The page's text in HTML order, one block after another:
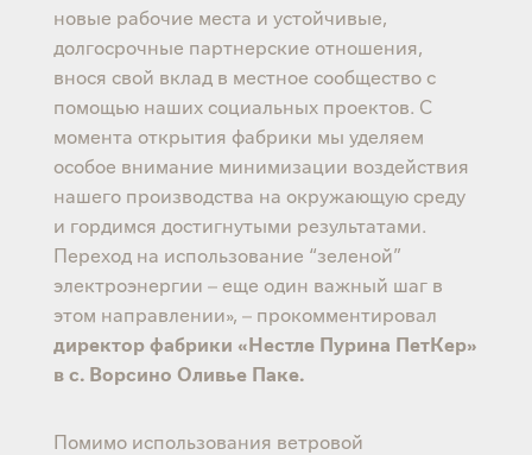
новые рабочие места и устойчивые,
долгосрочные партнерские отношения,
внося свой вклад в местное сообщество с
помощью наших социальных проектов. С
момента открытия фабрики мы уделяем
особое внимание минимизации воздействия
нашего производства на окружающую среду
и гордимся достигнутыми результатами.
Переход на использование “зеленой”
электроэнергии – еще один важный шаг в
этом направлении», – прокомментировал
директор фабрики «Нестле Пурина ПетКер»
в с. Ворсино Оливье Паке.
Помимо использования ветровой